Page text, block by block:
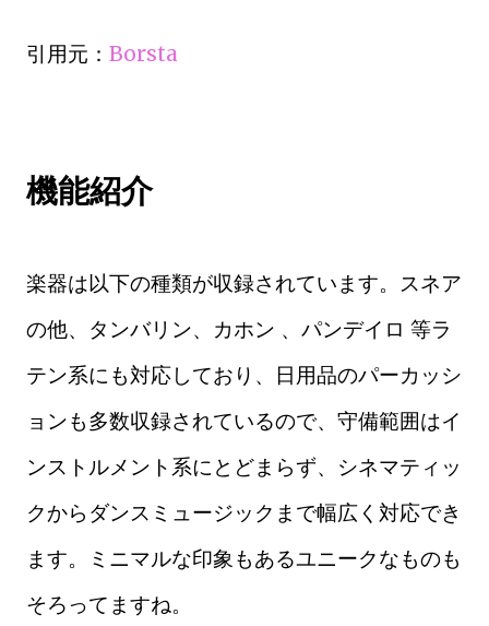
引用元： Borsta
機能紹介
楽器は以下の種類が収録されています。スネア
の他、タンバリン、カホン 、パンデイロ 等ラ
テン系にも対応しており、日用品のパーカッシ
ョンも多数収録されているので、守備範囲はイ
ンストルメント系にとどまらず、シネマティッ
クからダンスミュージックまで幅広く対応でき
ます。ミニマルな印象もあるユニークなものも
そろってますね。